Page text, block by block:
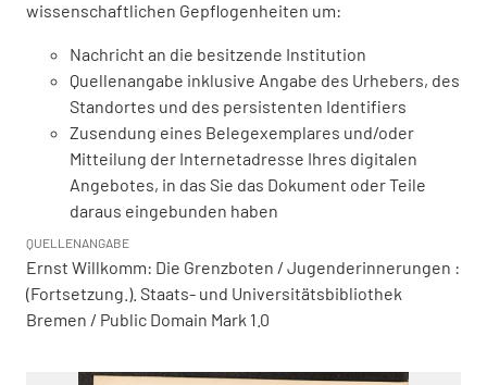
wissenschaftlichen Gepflogenheiten um:
Nachricht an die besitzende Institution
Quellenangabe inklusive Angabe des Urhebers, des
Standortes und des persistenten Identifiers
Zusendung eines Belegexemplares und/oder
Mitteilung der Internetadresse Ihres digitalen
Angebotes, in das Sie das Dokument oder Teile
daraus eingebunden haben
QUELLENANGABE
Ernst Willkomm: Die Grenzboten / Jugenderinnerungen :
(Fortsetzung.). Staats- und Universitätsbibliothek
Bremen / Public Domain Mark 1.0